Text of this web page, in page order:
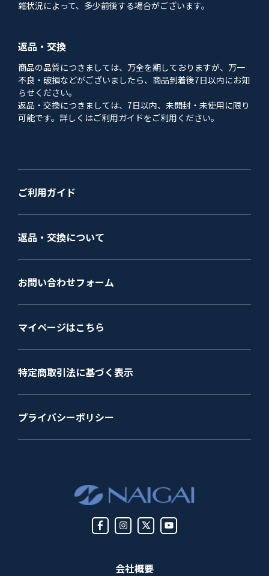
会社概要
雑状況によって、多少前後する場合がございます。
返品・交換
商品の品質につきましては、万全を期しておりますが、万一
不良・破損などがございましたら、商品到着後7日以内にお知
らせください。
返品・交換につきましては、7日以内、未開封・未使用に限り
可能です。詳しくはご利用ガイドをご利用ください。
ご利用ガイド
返品・交換について
お問い合わせフォーム
マイページはこちら
特定商取引法に基づく表示
プライバシーポリシー